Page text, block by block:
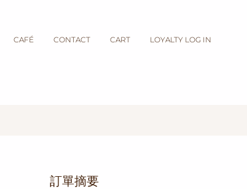
CAFÉ CONTACT CART LOYALTY LOG IN
訂單摘要